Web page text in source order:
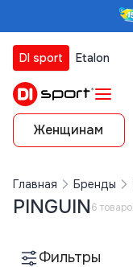
DI sport Etalon
Женщинам
Главная Бренды
PINGUIN6
Фильтры